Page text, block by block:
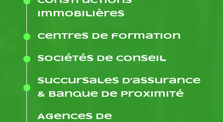
immobilières
Centres de formation
Sociétés de conseil
Succursales d’assurance
& banque de proximité
Agences de